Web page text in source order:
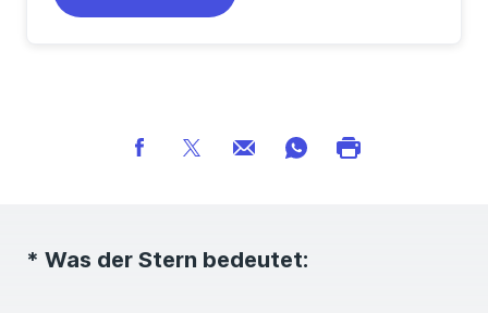
* Was der Stern bedeutet: